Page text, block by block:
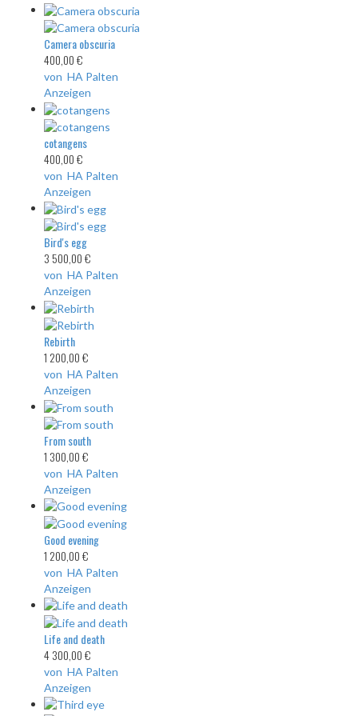
Camera obscuria
400,00 €
von HA Palten
Anzeigen
cotangens
400,00 €
von HA Palten
Anzeigen
Bird's egg
3 500,00 €
von HA Palten
Anzeigen
Rebirth
1 200,00 €
von HA Palten
Anzeigen
From south
1 300,00 €
von HA Palten
Anzeigen
Good evening
1 200,00 €
von HA Palten
Anzeigen
Life and death
4 300,00 €
von HA Palten
Anzeigen